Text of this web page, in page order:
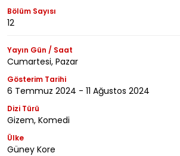
Bölüm Sayısı
12
Yayın Gün / Saat
Cumartesi, Pazar
Gösterim Tarihi
6 Temmuz 2024 - 11 Ağustos 2024
Dizi Türü
Gizem, Komedi
Ülke
Güney Kore